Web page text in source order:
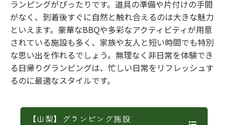
ランピングがぴったりです。道具の準備や片付けの手間
がなく、到着後すぐに自然と触れ合えるのは大きな魅力
といえます。豪華なBBQや多彩なアクティビティが用意
されている施設も多く、家族や友人と短い時間でも特別
な思い出を作れるでしょう。無理なく非日常を体験でき
る日帰りグランピングは、忙しい日常をリフレッシュす
るのに最適なスタイルです。
【山梨】グランピング施設